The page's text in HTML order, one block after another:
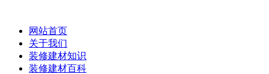
网站首页
关于我们
装修建材知识
装修建材百科